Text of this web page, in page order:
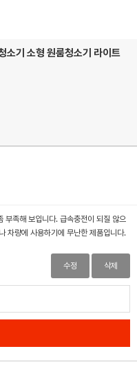
소기 소형 원룸청소기 라이트
부족해 보입니다. 급속충전이 되질 않으
차량에 사용하기에 무난한 제품입니다.
수정 삭제